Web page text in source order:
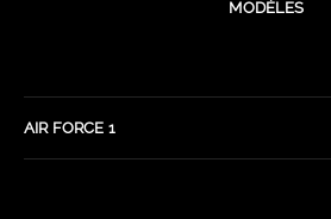
MODÈLES
AIR FORCE 1